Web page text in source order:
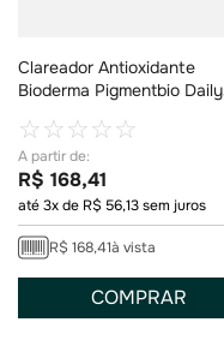
Clareador Antioxidante
Bioderma Pigmentbio Daily
☆☆☆☆☆
R$ 168,41
até3x de R$ 56,13sem juros
R$ 168,41à vista
COMPRAR